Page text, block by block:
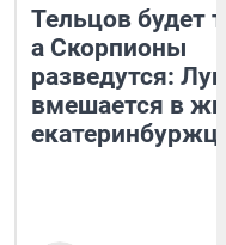
Тельцов будет
а Скорпионы
разведутся:
вмешается в